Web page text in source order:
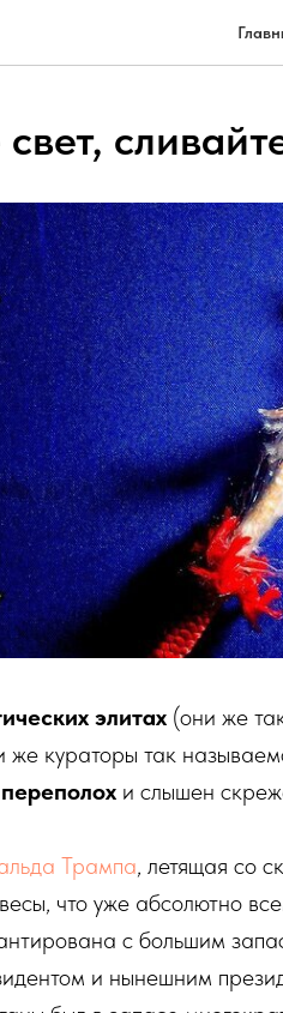
элитах (они же
же кураторы так
и слышен
Трампа, летящая со
что уже абсолютно
с большим
и нынешним